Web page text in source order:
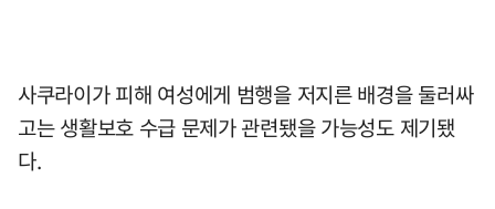
사쿠라이가 피해 여성에게 범행을 저지른 배경을 둘러싸
고는 생활보호 수급 문제가 관련됐을 가능성도 제기됐
다.